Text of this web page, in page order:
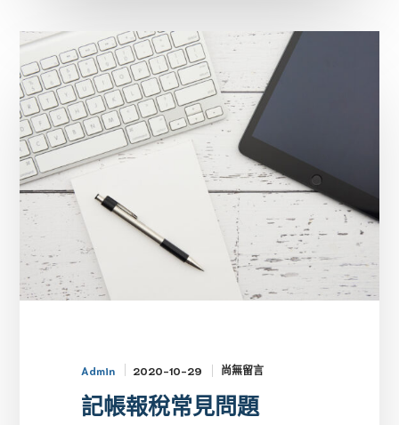
記
帳
報
稅
常
見
問
題
Admin 2020-10-29 尚無留言
記帳報稅常見問題